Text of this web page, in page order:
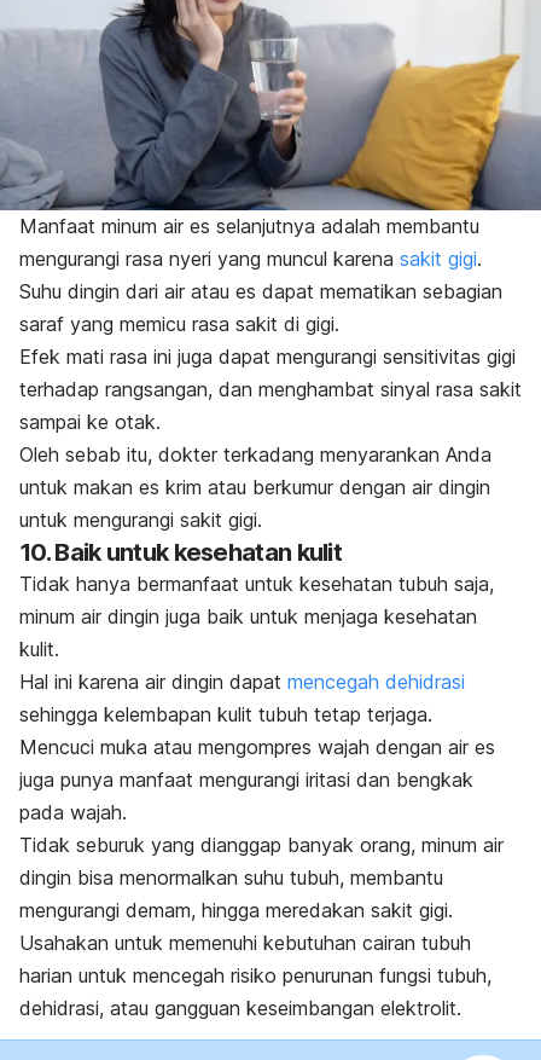
Manfaat minum air es selanjutnya adalah membantu
mengurangi rasa nyeri yang muncul karena sakit gigi.
Suhu dingin dari air atau es dapat mematikan sebagian
saraf yang memicu rasa sakit di gigi.
Efek mati rasa ini juga dapat mengurangi sensitivitas gigi
terhadap rangsangan, dan menghambat sinyal rasa sakit
sampai ke otak.
Oleh sebab itu, dokter terkadang menyarankan Anda
untuk makan es krim atau berkumur dengan air dingin
untuk mengurangi sakit gigi.
10. Baik untuk kesehatan kulit
Tidak hanya bermanfaat untuk kesehatan tubuh saja,
minum air dingin juga baik untuk menjaga kesehatan
kulit.
Hal ini karena air dingin dapat mencegah dehidrasi
sehingga kelembapan kulit tubuh tetap terjaga.
Mencuci muka atau mengompres wajah dengan air es
juga punya manfaat mengurangi iritasi dan bengkak
pada wajah.
Tidak seburuk yang dianggap banyak orang, minum air
dingin bisa menormalkan suhu tubuh, membantu
mengurangi demam, hingga meredakan sakit gigi.
Usahakan untuk memenuhi kebutuhan cairan tubuh
harian untuk mencegah risiko penurunan fungsi tubuh,
dehidrasi, atau gangguan keseimbangan elektrolit.